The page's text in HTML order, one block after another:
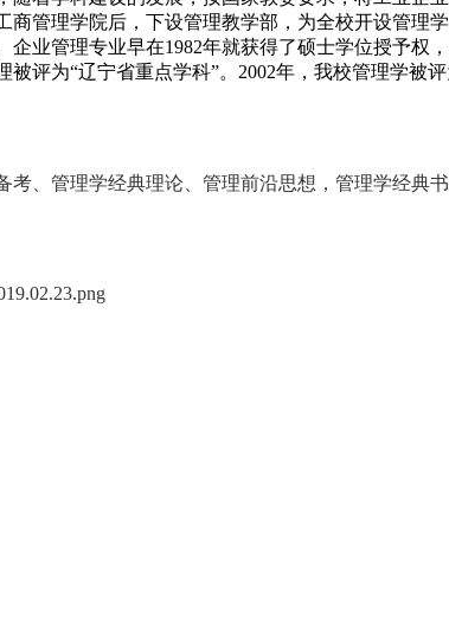
管理学院后，下设管理教学部，为全校开设管理
业管理专业早在1982年就获得了硕士学位授予权
评为“辽宁省重点学科”。2002年，我校管理学被
、管理学经典理论、管理前沿思想，管理学经典